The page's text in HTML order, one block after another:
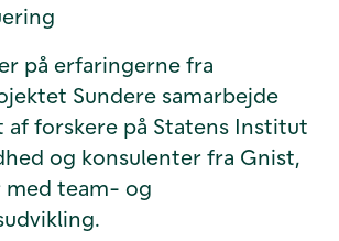
på erfaringerne fra
Sundere samarbejde
af forskere på Statens Institut
og konsulenter fra Gnist,
med team- og